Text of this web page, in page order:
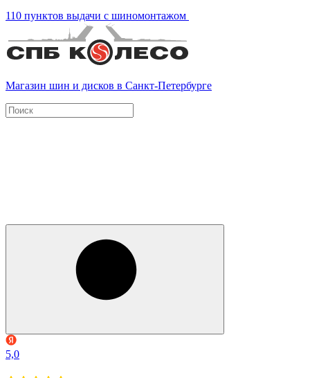
110 пунктов выдачи с шиномонтажом
Магазин шин и дисков в Санкт-Петербурге
5,0